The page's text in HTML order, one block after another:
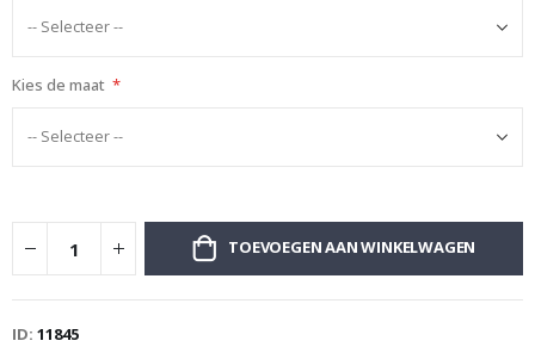
Kies de maat
TOEVOEGEN AAN WINKELWAGEN
ID 11845